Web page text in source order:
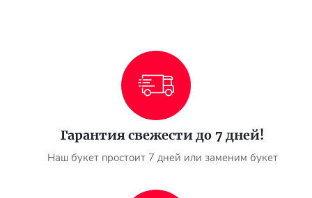
Гарантия свежести до 7 дней!
Наш букет простоит 7 дней или заменим букет